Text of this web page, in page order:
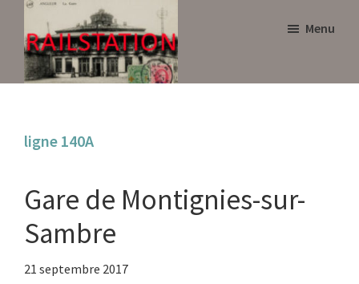
main
content
primary
sidebar
Menu
ligne 140A
Gare de Montignies-sur-
Sambre
21 septembre 2017